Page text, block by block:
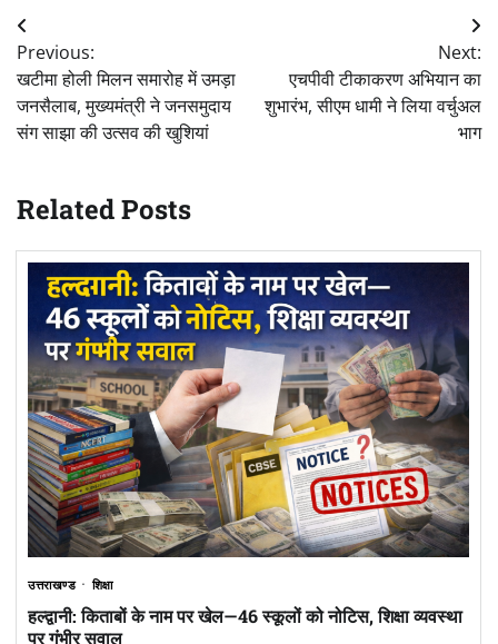
Post
navigation
Previous:
खटीमा होली मिलन समारोह में उमड़ा
जनसैलाब, मुख्यमंत्री ने जनसमुदाय
संग साझा की उत्सव की खुशियां
Next:
एचपीवी टीकाकरण अभियान का
शुभारंभ, सीएम धामी ने लिया वर्चुअल
भाग
Related Posts
उत्तराखण्ड शिक्षा
हल्द्वानी: किताबों के नाम पर खेल—46 स्कूलों को नोटिस, शिक्षा व्यवस्था
पर गंभीर सवाल